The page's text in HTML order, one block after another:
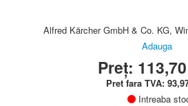
Alfred Kärcher GmbH & Co. KG,
Adauga
Preț: 113,70
Pret fara TVA:
Intreaba